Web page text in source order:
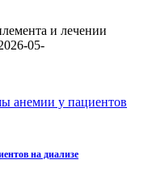
и лечении
05-
анемии у пациентов
на диализе